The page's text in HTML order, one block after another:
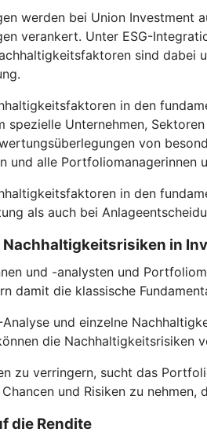
werden bei Union Investment
verankert. Unter ESG-
sind dabei
in den
spezielle Unternehmen,
von
und alle Portfoliomanagerinnen
in den
als auch bei
Nachhaltigkeitsrisiken in
und -analysten und
damit die klassische
Analyse und einzelne
die Nachhaltigkeitsrisiken
zu verringern, sucht das
und Risiken zu
die Rendite